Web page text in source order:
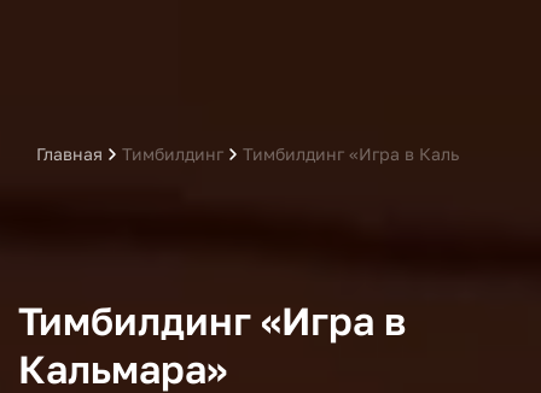
Главная Тимбилдинг Тимбилдинг «Игра в Кальмара»
Тимбилдинг «Игра в
Кальмара»